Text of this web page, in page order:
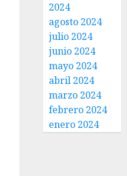
2024
agosto 2024
julio 2024
junio 2024
mayo 2024
abril 2024
marzo 2024
febrero 2024
enero 2024